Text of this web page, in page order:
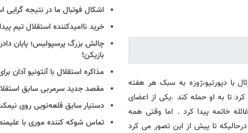
با دپورتیو،ژوزه به سبک هر هفته
تا به او حمله کند .یکی از اعضای
خاتمه پیدا کرد . اما وقتی همه
تا پیش از این تصور می کرد
اشکال فوتبال ما در نتیجه
خرید ناامیدکننده استقلال تیم
چالش بزرگ پرسپولیس؛ پایان
بازیکن!
مذاکره استقلال با آنتونیو آدان
مقصد جدید سرمربی سابق
دستیار سابق قلعه‌نویی روی نیمکت
تماس شوکه کننده موری با